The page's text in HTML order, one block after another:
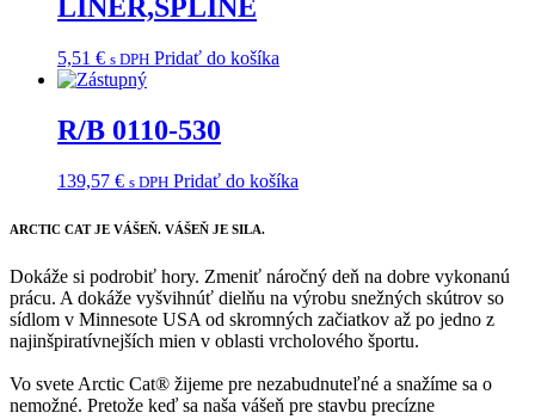
LINER,SPLINE
5,51 € s DPH Pridať do košíka
R/B 0110-530
139,57 € s DPH Pridať do košíka
ARCTIC CATJE VÁŠEŇ. VÁŠEŇ JE SILA.
Dokáže si podrobiť hory. Zmeniť náročný deň na dobre vykonanú
prácu. A dokáže vyšvihnúť dielňu na výrobu snežných skútrov so
sídlom v Minnesote USA od skromných začiatkov až po jedno z
najinšpiratívnejších mien v oblasti vrcholového športu.
Vo svete Arctic Cat® žijeme pre nezabudnuteľné a snažíme sa o
nemožné. Pretože keď sa naša vášeň pre stavbu precízne